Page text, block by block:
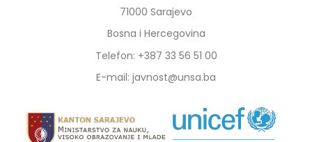
71000 Sarajevo
Bosna i Hercegovina
Telefon: +387 33 56 51 00
E-mail: javnost@unsa.ba